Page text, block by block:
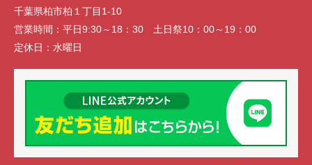
千葉県柏市柏１丁目1-10
営業時間： 平日9:30～18：30 土日祭10：00～19：00
定休日： 水曜日